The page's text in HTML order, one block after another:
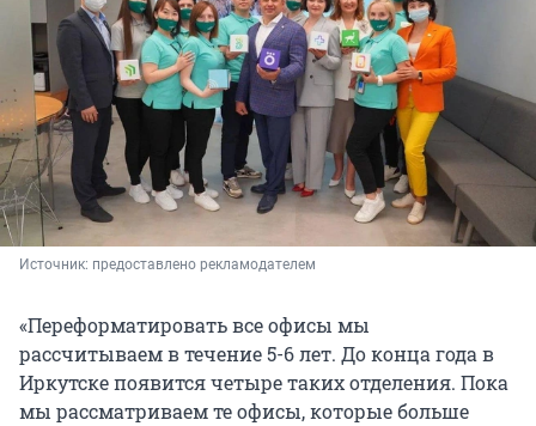
Источник: предоставлено рекламодателем
«Переформатировать все офисы мы
рассчитываем в течение 5-6 лет. До конца года в
Иркутске появится четыре таких отделения. Пока
мы рассматриваем те офисы, которые больше